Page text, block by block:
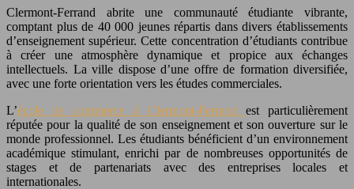
Clermont-Ferrand abrite une communauté étudiante vibrante,
comptant plus de 40 000 jeunes répartis dans divers établissements
d’enseignement supérieur. Cette concentration d’étudiants contribue
à créer une atmosphère dynamique et propice aux échanges
intellectuels. La ville dispose d’une offre de formation diversifiée,
avec une forte orientation vers les études commerciales.
L’école de commerce à Clermont-Ferrand est particulièrement
réputée pour la qualité de son enseignement et son ouverture sur le
monde professionnel. Les étudiants bénéficient d’un environnement
académique stimulant, enrichi par de nombreuses opportunités de
stages et de partenariats avec des entreprises locales et
internationales.